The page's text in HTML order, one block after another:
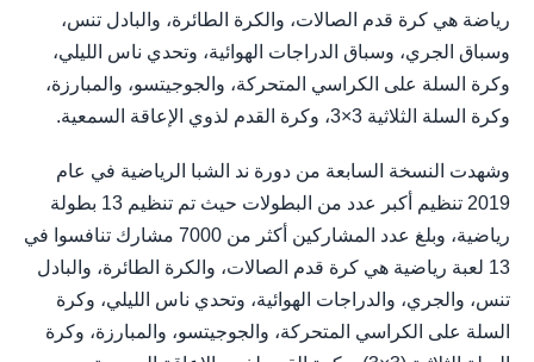
رياضة هي كرة قدم الصالات، والكرة الطائرة، والبادل تنس،
وسباق الجري، وسباق الدراجات الهوائية، وتحدي ناس الليلي،
وكرة السلة على الكراسي المتحركة، والجوجيتسو، والمبارزة،
وكرة السلة الثلاثية 3×3، وكرة القدم لذوي الإعاقة السمعية.
وشهدت النسخة السابعة من دورة ند الشبا الرياضية في عام
2019 تنظيم أكبر عدد من البطولات حيث تم تنظيم 13 بطولة
رياضية، وبلغ عدد المشاركين أكثر من 7000 مشارك تنافسوا في
13 لعبة رياضية هي كرة قدم الصالات، والكرة الطائرة، والبادل
تنس، والجري، والدراجات الهوائية، وتحدي ناس الليلي، وكرة
السلة على الكراسي المتحركة، والجوجيتسو، والمبارزة، وكرة